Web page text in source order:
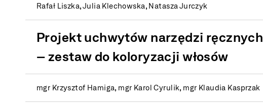
Rafał Liszka, Julia Klechowska, Natasza Jurczyk
Projekt uchwytów narzędzi ręcznych
– zestaw do koloryzacji włosów
mgr Krzysztof Hamiga, mgr Karol Cyrulik, mgr Klaudia Kasprzak